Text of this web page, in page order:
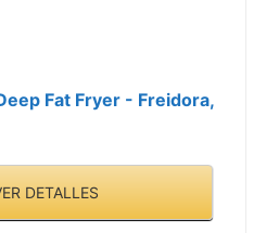
Fat Fryer - Freidora,
DETALLES